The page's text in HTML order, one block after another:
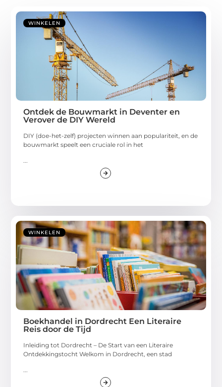
WINKELEN
Ontdek de Bouwmarkt in Deventer en
Verover de DIY Wereld
DIY (doe-het-zelf) projecten winnen aan populariteit, en de
bouwmarkt speelt een cruciale rol in het
...
WINKELEN
Boekhandel in Dordrecht Een Literaire
Reis door de Tijd
Inleiding tot Dordrecht – De Start van een Literaire
Ontdekkingstocht Welkom in Dordrecht, een stad
...